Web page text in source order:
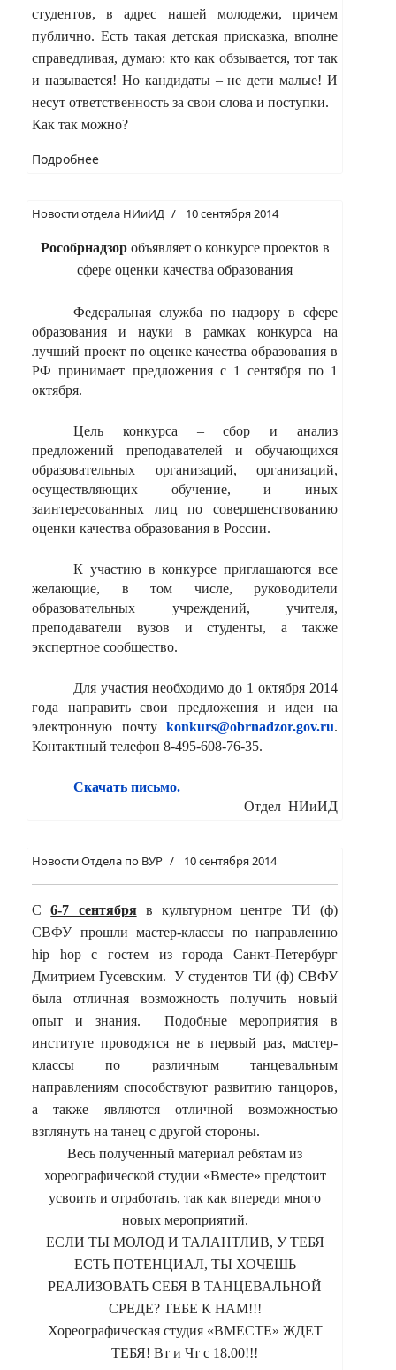
студентов, в адрес нашей молодежи, причем
публично. Есть такая детская присказка, вполне
справедливая, думаю: кто как обзывается, тот так
и называется! Но кандидаты – не дети малые! И
несут ответственность за свои слова и поступки.
Как так можно?
Подробнее
Новости отдела НИиИД 10 сентября 2014
Рособрнадзор объявляет о конкурсе проектов в
сфере оценки качества образования
Федеральная служба по надзору в сфере
образования и науки в рамках конкурса на
лучший проект по оценке качества образования в
РФ принимает предложения с 1 сентября по 1
октября.
Цель конкурса – сбор и анализ
предложений преподавателей и обучающихся
образовательных организаций, организаций,
осуществляющих обучение, и иных
заинтересованных лиц по совершенствованию
оценки качества образования в России.
К участию в конкурсе приглашаются все
желающие, в том числе, руководители
образовательных учреждений, учителя,
преподаватели вузов и студенты, а также
экспертное сообщество.
Для участия необходимо до 1 октября 2014
года направить свои предложения и идеи на
электронную почту konkurs@obrnadzor.gov.ru.
Контактный телефон 8-495-608-76-35.
Скачать письмо.
Отдел НИиИД
Новости Отдела по ВУР 10 сентября 2014
С6-7 сентябряв культурном центре ТИ (ф)
СВФУ прошли мастер-классы по направлению
hip hop с гостем из города Санкт-Петербург
Дмитрием Гусевским. У студентов ТИ (ф) СВФУ
была отличная возможность получить новый
опыт и знания. Подобные мероприятия в
институте проводятся не в первый раз, мастер-
классы по различным танцевальным
направлениям способствуют развитию танцоров,
а также являются отличной возможностью
взглянуть на танец с другой стороны.
Весь полученный материал ребятам из
хореографической студии «Вместе» предстоит
усвоить и отработать, так как впереди много
новых мероприятий.
ЕСЛИ ТЫ МОЛОД И ТАЛАНТЛИВ, У ТЕБЯ
ЕСТЬ ПОТЕНЦИАЛ, ТЫ ХОЧЕШЬ
РЕАЛИЗОВАТЬ СЕБЯ В ТАНЦЕВАЛЬНОЙ
СРЕДЕ? ТЕБЕ К НАМ!!!
Хореографическая студия «ВМЕСТЕ» ЖДЕТ
ТЕБЯ! Вт и Чт с 18.00!!!